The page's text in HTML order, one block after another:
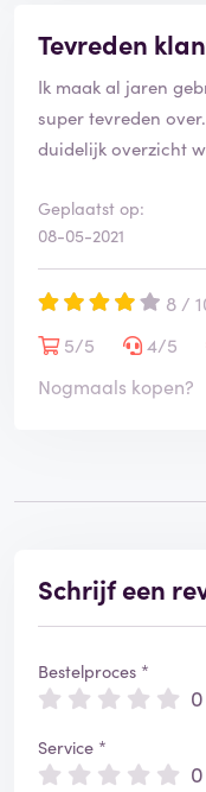
Tevreden
Ik maak al jaren
super tevreden
duidelijk overzicht
Geplaatst op:
08-05-2021
8 /
5/5
4/5
Nogmaals kopen?
Schrijf een
Bestelproces *
0
Service *
0